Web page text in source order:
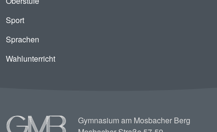
Sport
Sprachen
Wahlunterricht
Image
Gymnasium am Mosbacher Berg